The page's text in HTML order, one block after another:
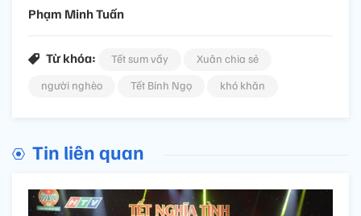
Phạm Minh Tuấn
Từ khóa: Tết sum vầy
Xuân chia sẻ
người nghèo
Tết Bính Ngọ khó khăn
Tin liên quan